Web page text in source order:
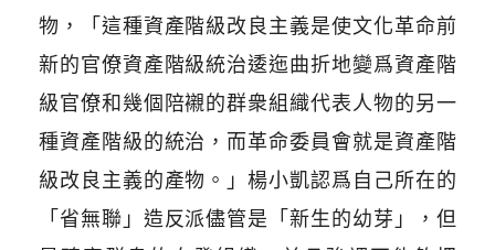
物，「這種資產階級改良主義是使文化革命前
新的官僚資產階級統治逶迤曲折地變爲資產階
級官僚和幾個陪襯的群衆組織代表人物的另一
種資產階級的統治，而革命委員會就是資產階
級改良主義的產物。」楊小凱認爲自己所在的
「省無聯」造反派儘管是「新生的幼芽」，但